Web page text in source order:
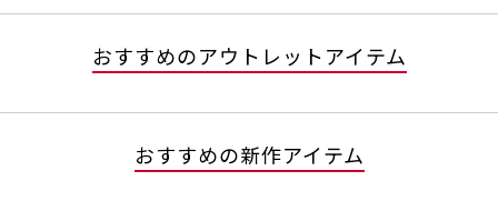
おすすめのアウトレットアイテム
おすすめの新作アイテム